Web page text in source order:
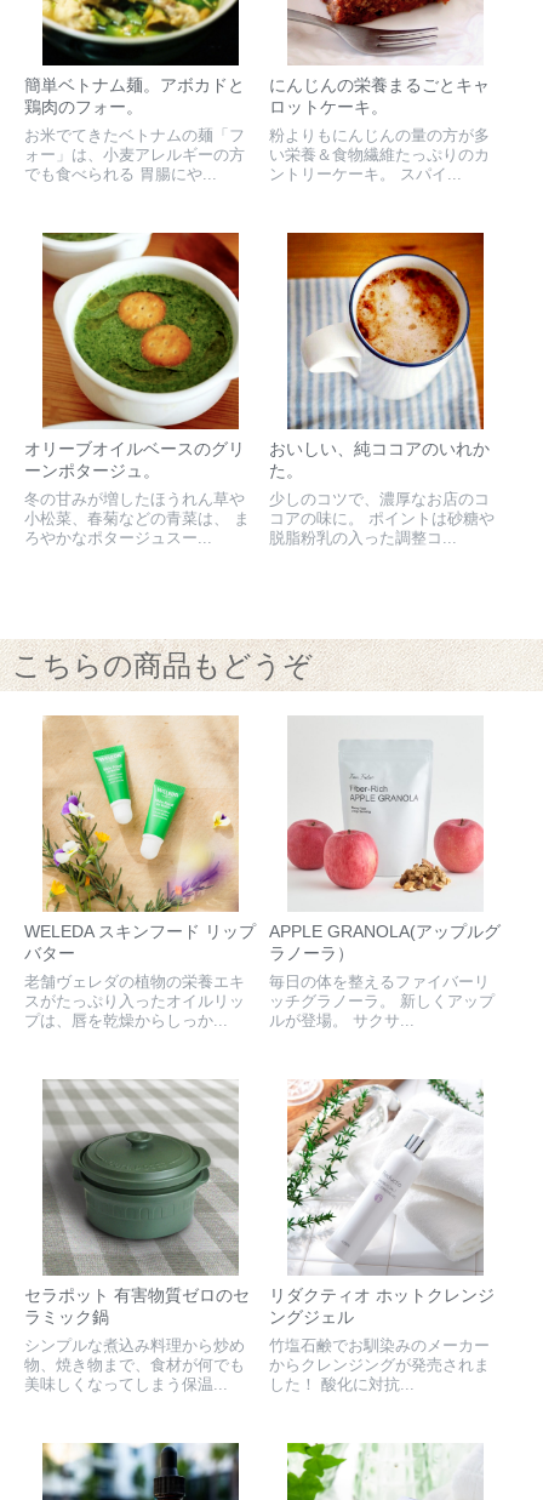
簡単ベトナム麺。アボカドと
鶏肉のフォー。
お米でてきたベトナムの麺「フ
ォー」は、小麦アレルギーの方
でも食べられる 胃腸にや...
にんじんの栄養まるごとキャ
ロットケーキ。
粉よりもにんじんの量の方が多
い栄養＆食物繊維たっぷりのカ
ントリーケーキ。 スパイ...
オリーブオイルベースのグリ
ーンポタージュ。
冬の甘みが増したほうれん草や
小松菜、春菊などの青菜は、 ま
ろやかなポタージュスー...
おいしい、純ココアのいれか
た。
少しのコツで、濃厚なお店のコ
コアの味に。 ポイントは砂糖や
脱脂粉乳の入った調整コ...
こちらの商品もどうぞ
WELEDA スキンフード リップ
バター
老舗ヴェレダの植物の栄養エキ
スがたっぷり入ったオイルリッ
プは、唇を乾燥からしっか...
APPLE GRANOLA(アップルグ
ラノーラ）
毎日の体を整えるファイバーリ
ッチグラノーラ。 新しくアップ
ルが登場。 サクサ...
セラポット 有害物質ゼロのセ
ラミック鍋
シンプルな煮込み料理から炒め
物、焼き物まで、食材が何でも
美味しくなってしまう保温...
リダクティオ ホットクレンジ
ングジェル
竹塩石鹸でお馴染みのメーカー
からクレンジングが発売されま
した！ 酸化に対抗...